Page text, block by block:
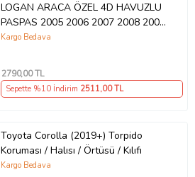
LOGAN ARACA ÖZEL 4D HAVUZLU
PASPAS 2005 2006 2007 2008 2009
2010 2011 2012 2013 2014 2015
Kargo Bedava
2790,00 TL
Sepette %10 İndirim 2511,00 TL
Toyota Corolla (2019+) Torpido
Koruması / Halısı / Örtüsü / Kılıfı
Kargo Bedava